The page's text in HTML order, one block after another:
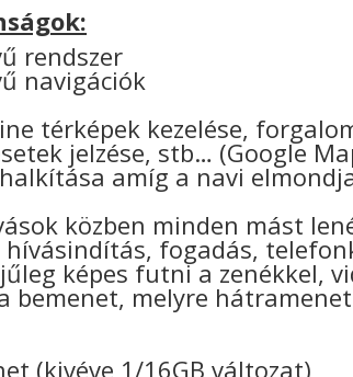
rendszer
navigációk
térképek kezelése,
jelzése, stb… (Google
amíg a navi
közben minden mást
hívásindítás, fogadás,
képes futni a zenékkel,
bemenet, melyre
(kivéve 1/16GB változat)